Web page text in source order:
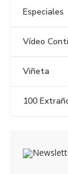
Especiales
Vídeo
Viñeta
100